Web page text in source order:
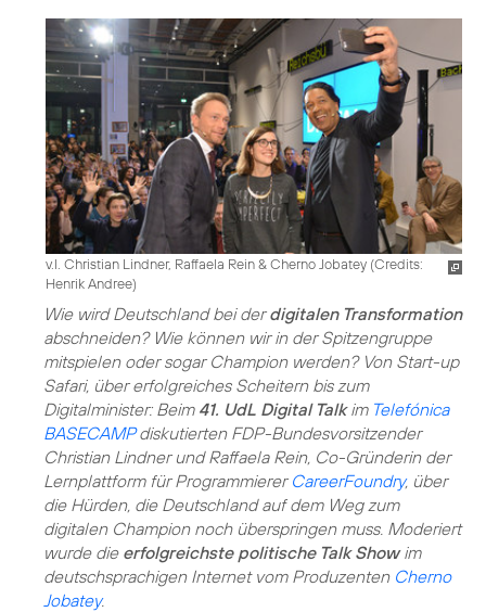
v.l. Christian Lindner, Raffaela Rein & Cherno Jobatey (Credits:
Henrik Andree)
Wie wird Deutschland bei derdigitalen Transformation
abschneiden? Wie können wir in der Spitzengruppe
mitspielen oder sogar Champion werden? Von Start-up
Safari, über erfolgreiches Scheitern bis zum
Digitalminister: Beim 41. UdL Digital Talkim Telefónica
BASECAMPdiskutierten FDP-Bundesvorsitzender
Christian Lindner und Raffaela Rein, Co-Gründerin der
Lernplattform für Programmierer CareerFoundry, über
die Hürden, die Deutschland auf dem Weg zum
digitalen Champion noch überspringen muss. Moderiert
wurde die erfolgreichste politische Talk Showim
deutschsprachigen Internet vom Produzenten Cherno
Jobatey.